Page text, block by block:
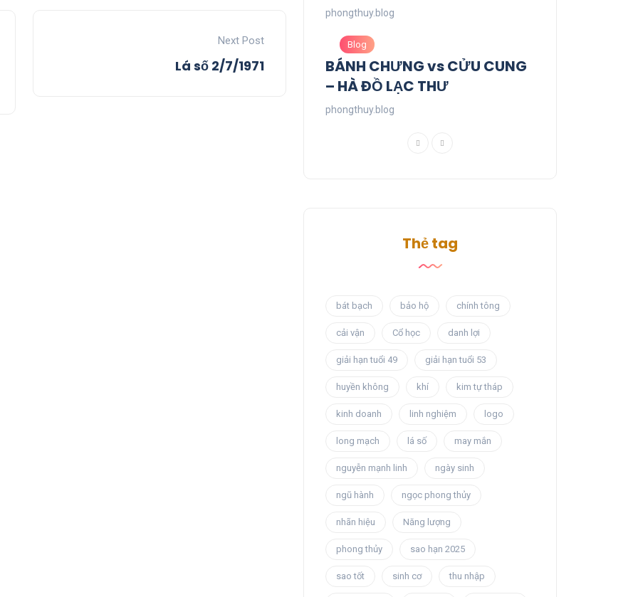
Next Post
Lá số 2/7/1971
phongthuy.blog
Blog
BÁNH CHƯNG vs CỬU CUNG
– HÀ ĐỒ LẠC THƯ
phongthuy.blog
Thẻ tag
bát bạch bảo hộ chính tông
cải vận Cổ học danh lợi
giải hạn tuổi 49 giải hạn tuổi 53
huyền không khí kim tự tháp
kinh doanh linh nghiệm logo
long mạch lá số may mắn
nguyễn mạnh linh ngày sinh
ngũ hành ngọc phong thủy
nhãn hiệu Năng lượng
phong thủy sao hạn 2025
sao tốt sinh cơ thu nhập